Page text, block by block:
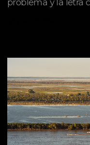
problema y la letra